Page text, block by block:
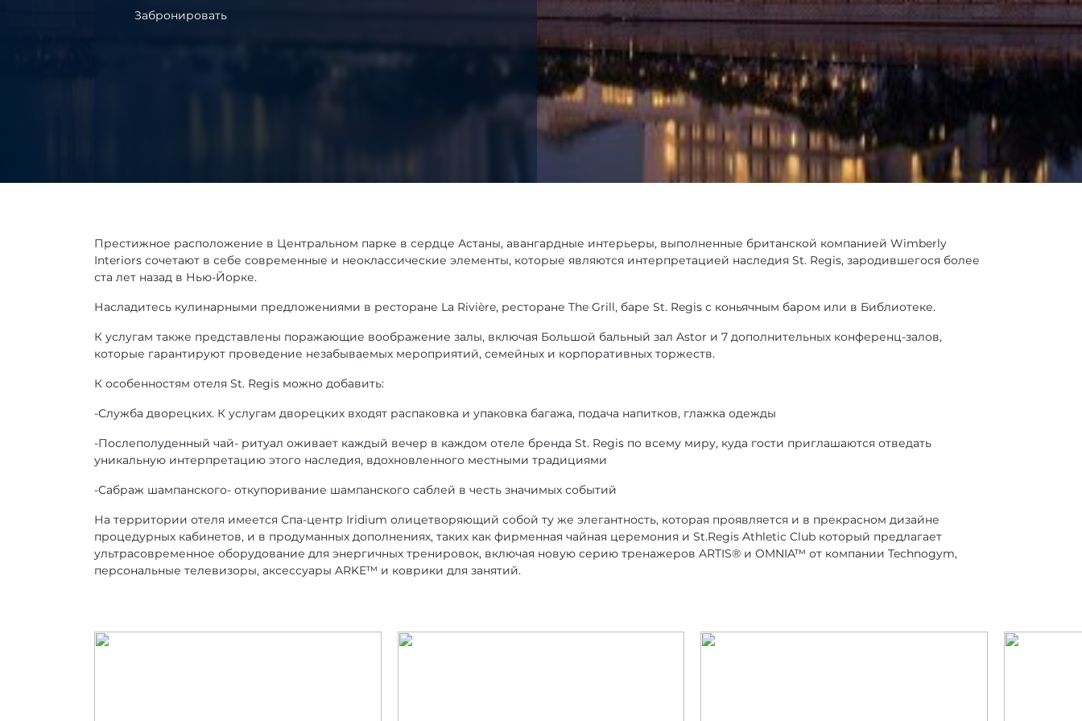
Забронировать
Престижное расположение в Центральном парке в сердце Астаны, авангардные интерьеры, выполненные британской компанией Wimberly
Interiors сочетают в себе современные и неоклассические элементы, которые являются интерпретацией наследия St. Regis, зародившегося более
ста лет назад в Нью-Йорке.
Насладитесь кулинарными предложениями в ресторане La Rivière, ресторане The Grill, баре St. Regis с коньячным баром или в Библиотеке.
К услугам также представлены поражающие воображение залы, включая Большой бальный зал Astor и 7 дополнительных конференц-залов,
которые гарантируют проведение незабываемых мероприятий, семейных и корпоративных торжеств.
К особенностям отеля St. Regis можно добавить:
-Служба дворецких. К услугам дворецких входят распаковка и упаковка багажа, подача напитков, глажка одежды
-Послеполуденный чай- ритуал оживает каждый вечер в каждом отеле бренда St. Regis по всему миру, куда гости приглашаются отведать
уникальную интерпретацию этого наследия, вдохновленного местными традициями
-Сабраж шампанского- откупоривание шампанского саблей в честь значимых событий
На территории отеля имеется Спа-центр Iridium олицетворяющий собой ту же элегантность, которая проявляется и в прекрасном дизайне
процедурных кабинетов, и в продуманных дополнениях, таких как фирменная чайная церемония и St.Regis Athletic Club который предлагает
ультрасовременное оборудование для энергичных тренировок, включая новую серию тренажеров ARTIS® и OMNIA™ от компании Technogym,
персональные телевизоры, аксессуары ARKE™ и коврики для занятий.